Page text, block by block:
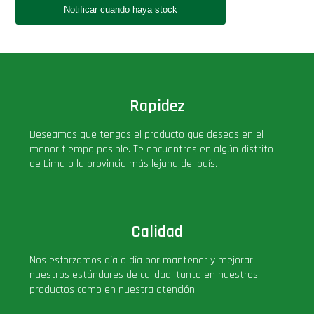
Rapidez
Deseamos que tengas el producto que deseas en el
menor tiempo posible. Te encuentres en algún distrito
de Lima o la provincia más lejana del país.
Calidad
Nos esforzamos día a día por mantener y mejorar
nuestros estándares de calidad, tanto en nuestros
productos como en nuestra atención